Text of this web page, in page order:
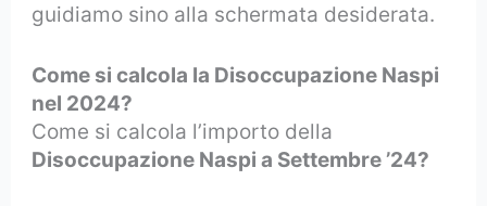
guidiamo sino alla schermata desiderata.
Come si calcola la Disoccupazione Naspi
nel 2024?
Come si calcola l’importo della
Disoccupazione Naspi a Settembre ’24?